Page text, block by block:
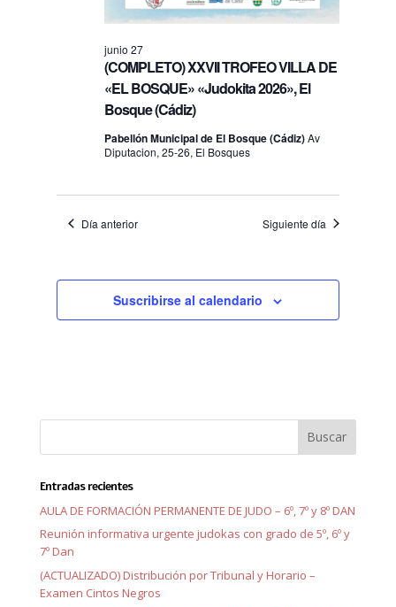
(COMPLETO) XXVII TROFEO VILLA DE
«EL BOSQUE» «Judokita 2026», El
Bosque (Cádiz)
junio 27
Pabellón Municipal de El Bosque (Cádiz)Av
Diputacion, 25-26, El Bosques
Día anterior Siguiente día
Suscribirse al calendario
Entradas recientes
AULA DE FORMACIÓN PERMANENTE DE JUDO – 6º, 7º y 8º DAN
Reunión informativa urgente judokas con grado de 5º, 6º y
7º Dan
(ACTUALIZADO) Distribución por Tribunal y Horario –
Examen Cintos Negros